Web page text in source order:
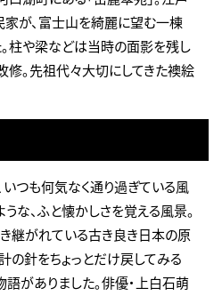
が、富士山を綺麗に望む一棟
柱や梁などは当時の面影を残し
修。先祖代々大切にしてきた襖絵
いつも何気なく通り過ぎている風
な、ふと懐かしさを覚える風景。
継がれている古き良き日本の原
の針をちょっとだけ戻してみる
がありました。俳優・上白石萌